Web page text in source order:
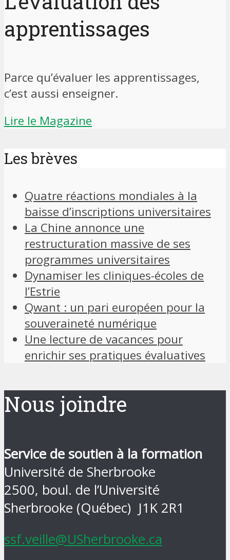
apprentissages
Parce qu’évaluer les apprentissages,
c’est aussi enseigner.
Lire le Magazine
Les brèves
Quatre réactions mondiales à la
baisse d’inscriptions universitaires
La Chine annonce une
restructuration massive de ses
programmes universitaires
Dynamiser les cliniques-écoles de
l’Estrie
Qwant : un pari européen pour la
souveraineté numérique
Une lecture de vacances pour
enrichir ses pratiques évaluatives
Nous joindre
Service de soutien à la formation
Université de Sherbrooke
2500, boul. de l’Université
Sherbrooke (Québec) J1K 2R1
ssf.veille@USherbrooke.ca